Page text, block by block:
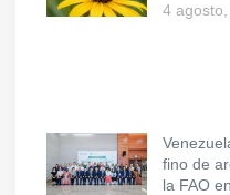
4
fino de
la FAO